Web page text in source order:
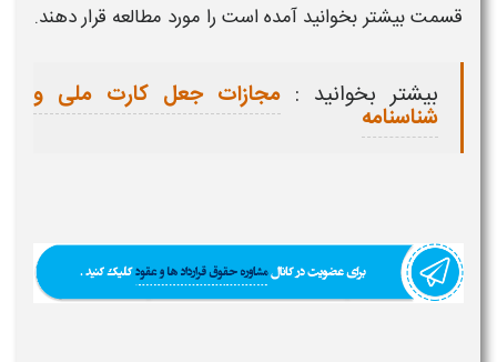
قسمت بیشتر بخوانید آمده است را مورد مطالعه قرار دهند.
بیشتر بخوانید : مجازات جعل کارت ملی و
شناسنامه